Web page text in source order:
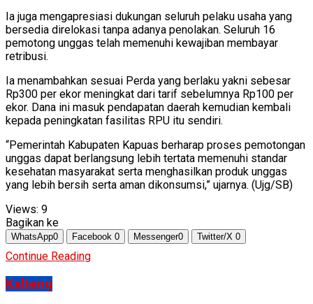
Ia juga mengapresiasi dukungan seluruh pelaku usaha yang
bersedia direlokasi tanpa adanya penolakan. Seluruh 16
pemotong unggas telah memenuhi kewajiban membayar
retribusi.
Ia menambahkan sesuai Perda yang berlaku yakni sebesar
Rp300 per ekor meningkat dari tarif sebelumnya Rp100 per
ekor. Dana ini masuk pendapatan daerah kemudian kembali
kepada peningkatan fasilitas RPU itu sendiri.
“Pemerintah Kabupaten Kapuas berharap proses pemotongan
unggas dapat berlangsung lebih tertata memenuhi standar
kesehatan masyarakat serta menghasilkan produk unggas
yang lebih bersih serta aman dikonsumsi,” ujarnya. (Ujg/SB)
Views: 9
Bagikan ke
WhatsApp0 Facebook 0 Messenger0 Twitter/X 0
Continue Reading
Kalteng